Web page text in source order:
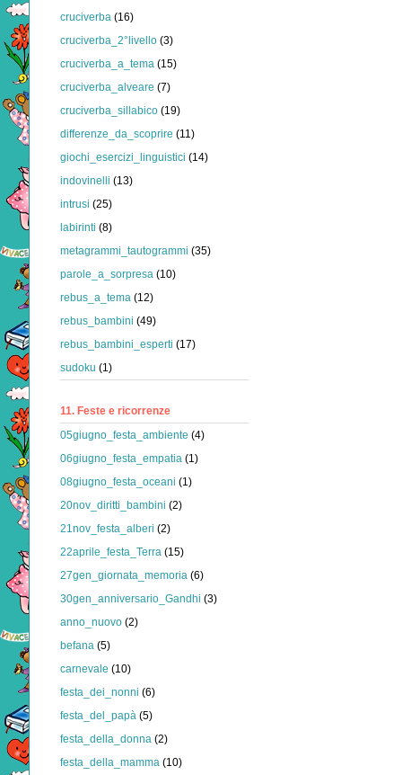
cruciverba (16)
cruciverba_2°livello (3)
cruciverba_a_tema (15)
cruciverba_alveare (7)
cruciverba_sillabico (19)
differenze_da_scoprire (11)
giochi_esercizi_linguistici (14)
indovinelli (13)
intrusi (25)
labirinti (8)
metagrammi_tautogrammi (35)
parole_a_sorpresa (10)
rebus_a_tema (12)
rebus_bambini (49)
rebus_bambini_esperti (17)
sudoku (1)
11. Feste e ricorrenze
05giugno_festa_ambiente (4)
06giugno_festa_empatia (1)
08giugno_festa_oceani (1)
20nov_diritti_bambini (2)
21nov_festa_alberi (2)
22aprile_festa_Terra (15)
27gen_giornata_memoria (6)
30gen_anniversario_Gandhi (3)
anno_nuovo (2)
befana (5)
carnevale (10)
festa_dei_nonni (6)
festa_del_papà (5)
festa_della_donna (2)
festa_della_mamma (10)